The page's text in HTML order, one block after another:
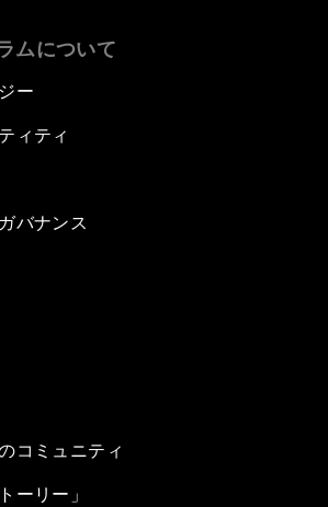
ムについて
ー
ィティ
バナンス
コミュニティ
ーリー」